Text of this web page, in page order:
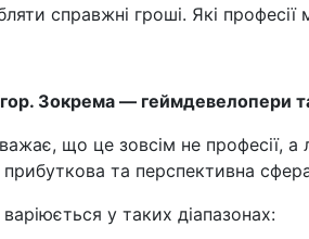
справжні гроші. Які
Зокрема — геймдевелопери
що це зовсім не професії, а
прибуткова та перспективна
у таких діапазонах: